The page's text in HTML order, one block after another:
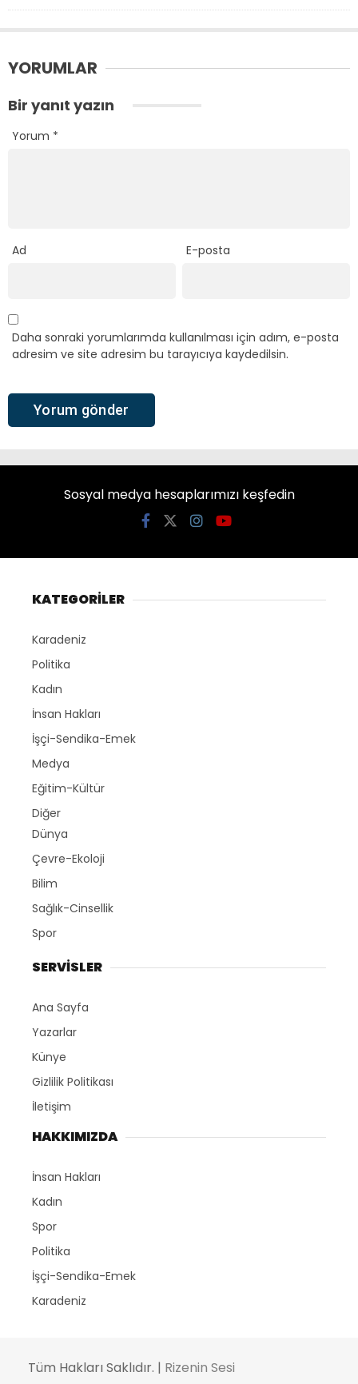
YORUMLAR
Bir yanıt yazın
Yorum *
Ad E-posta
Daha sonraki yorumlarımda kullanılması için adım, e-posta
adresim ve site adresim bu tarayıcıya kaydedilsin.
Sosyal medya hesaplarımızı keşfedin
KATEGORİLER
Karadeniz
Politika
Kadın
İnsan Hakları
İşçi-Sendika-Emek
Medya
Eğitim-Kültür
Diğer
Dünya
Çevre-Ekoloji
Bilim
Sağlık-Cinsellik
Spor
SERVİSLER
Ana Sayfa
Yazarlar
Künye
Gizlilik Politikası
İletişim
HAKKIMIZDA
İnsan Hakları
Kadın
Spor
Politika
İşçi-Sendika-Emek
Karadeniz
Tüm Hakları Saklıdır. | Rizenin Sesi